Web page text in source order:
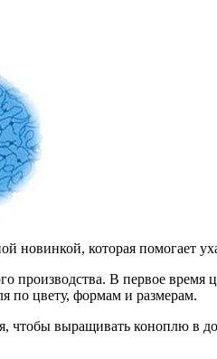
новинкой, которая помогает
производства. В первое
по цвету, формам и размерам.
чтобы выращивать коноплю в